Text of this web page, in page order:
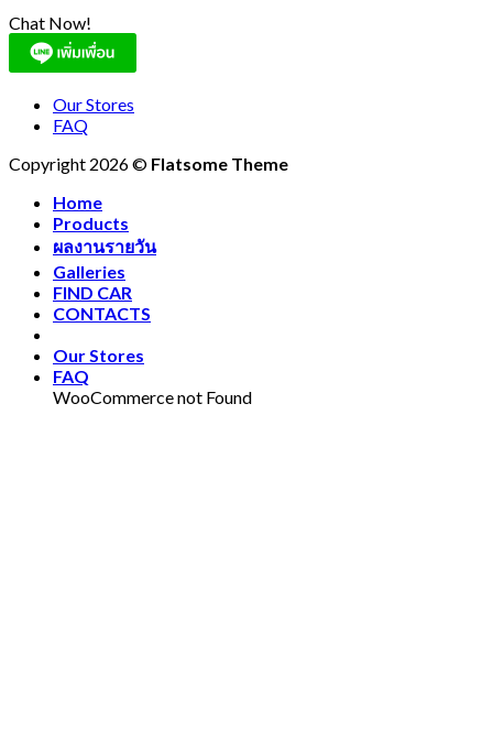
Chat Now!
Our Stores
FAQ
Copyright 2026 © Flatsome Theme
Home
Products
ผลงานรายวัน
Galleries
FIND CAR
CONTACTS
Our Stores
FAQ
WooCommerce not Found